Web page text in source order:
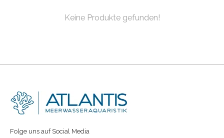
Keine Produkte gefunden!
Folge uns auf Social Media